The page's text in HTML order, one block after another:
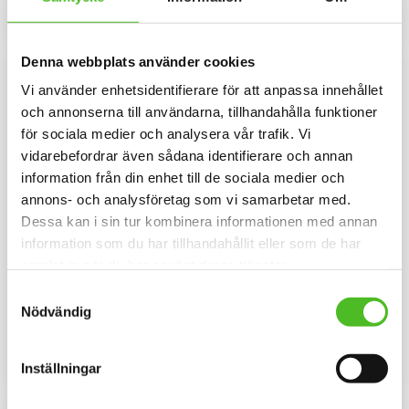
Denna webbplats använder cookies
Vi använder enhetsidentifierare för att anpassa innehållet
och annonserna till användarna, tillhandahålla funktioner
för sociala medier och analysera vår trafik. Vi
vidarebefordrar även sådana identifierare och annan
information från din enhet till de sociala medier och
annons- och analysföretag som vi samarbetar med.
Dessa kan i sin tur kombinera informationen med annan
information som du har tillhandahållit eller som de har
Nödvändig
Inställningar
Lägg till i favoriter
INFO
Lägg
Keps med Borderterrier
böjd skärm och
kardborrespänne och med ett
NYA FÄRGER
Dekal med Borderterrier
klisterbaksida för montering på
Lägg